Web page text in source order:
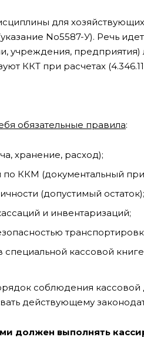
для
No5587-У). Речь
учреждения,
ККТ при расчетах
обязательные правила:
хранение, расход);
ККМ (документальный
(допустимый остаток);
и инвентаризаций;
кассовой
соблюдения
действующему
должен выполнять